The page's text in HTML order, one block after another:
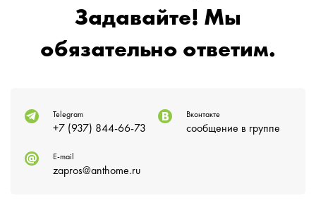
Задавайте! Мы
обязательно ответим.
Telegram
+7 (937) 844-66-73
Вконтакте
сообщение в группе
E-mail
zapros@anthome.ru